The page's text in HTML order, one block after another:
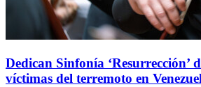
Dedican Sinfonía ‘Resurrección’
víctimas del terremoto en